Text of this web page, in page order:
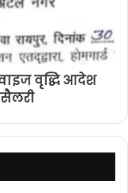
वृद्धि आदेश